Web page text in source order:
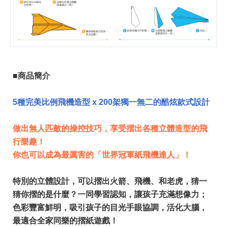
■商品簡介
5種完美比例飛機造型 x 200架獨一無二的酷炫款式設計
做出無人匹敵的操控技巧，享受摺出各種立體造型的飛
行樂趣！
你也可以成為最厲害的「世界冠軍紙飛機達人」！
特別的立體設計，可以摺出火箭、飛機、和老虎，猜一
猜你摺的是什麼？一同學習認知，讓孩子充滿想像力；
色彩豐富鮮明，吸引孩子的目光手眼協調，活化大腦，
最適合全家同樂的摺紙遊戲！